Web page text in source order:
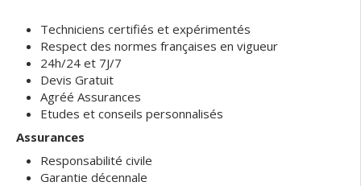
Techniciens certifiés et expérimentés
Respect des normes françaises en vigueur
24h/24 et 7J/7
Devis Gratuit
Agréé Assurances
Etudes et conseils personnalisés
Assurances
Responsabilité civile
Garantie décennale